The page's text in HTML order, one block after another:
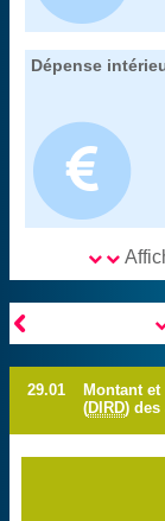
Dépense29. les

29.01 Montant
(DIRD) des